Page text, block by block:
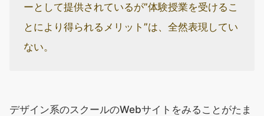
ーとして提供されているが”体験授業を受けるこ
とにより得られるメリット”は、全然表現してい
ない。
デザイン系のスクールのWebサイトをみることがたま